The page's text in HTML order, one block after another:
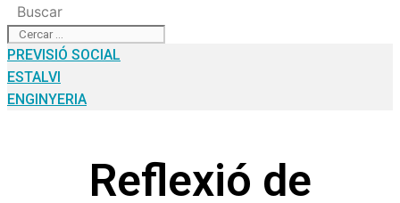
Buscar
PREVISIÓ SOCIAL
ESTALVI
ENGINYERIA
Reflexió de